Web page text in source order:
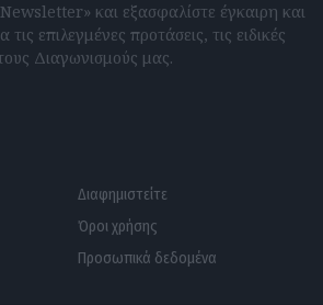
και εξασφαλίστε έγκαιρη και
επιλεγμένες προτάσεις, τις ειδικές
Διαγωνισμούς μας.
Διαφημιστείτε
Όροι χρήσης
Προσωπικά δεδομένα